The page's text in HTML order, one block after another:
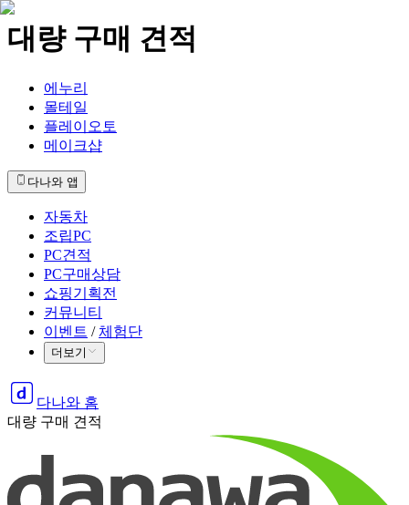
대량 구매 견적
에누리
몰테일
플레이오토
메이크샵
다나와 앱
자동차
조립PC
PC견적
PC구매상담
쇼핑기획전
커뮤니티
이벤트 / 체험단
더보기
다나와 홈
대량 구매 견적